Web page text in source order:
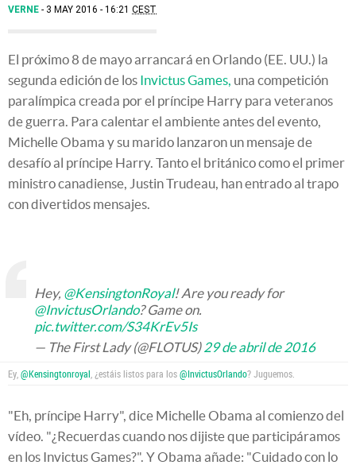
VERNE 3 MAY 2016 - 16:21 CEST
El próximo 8 de mayo arrancará en Orlando (EE. UU.) la
segunda edición de los Invictus Games, una competición
paralímpica creada por el príncipe Harry para veteranos
de guerra. Para calentar el ambiente antes del evento,
Michelle Obama y su marido lanzaron un mensaje de
desafío al príncipe Harry. Tanto el británico como el primer
ministro canadiense, Justin Trudeau, han entrado al trapo
con divertidos mensajes.
Hey, @KensingtonRoyal! Are you ready for
@InvictusOrlando? Game on.
pic.twitter.com/S34KrEv5Is
— The First Lady (@FLOTUS)29 de abril de 2016
Ey, @Kensingtonroyal , ¿estáis listos para los@InvictusOrlando? Juguemos.
"Eh, príncipe Harry", dice Michelle Obama al comienzo del
vídeo. "¿Recuerdas cuando nos dijiste que participáramos
en los Invictus Games?". Y Obama añade: "Cuidado con lo